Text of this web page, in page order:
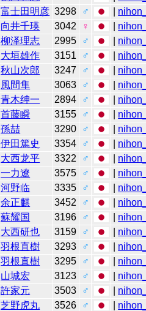
富士田明彦 3298 ♂
向井千瑛 3042 ♀
柳泽理志 2995 ♂
大垣雄作 3151 ♂
秋山次郎 3247 ♂
風間隼 3063 ♂
青木绅一 2894 ♂
首藤瞬 3155 ♂
孫喆 3290 ♂
伊田篤史 3354 ♂
大西龙平 3322 ♂
一力遼 3575 ♂
河野临 3335 ♂
余正麒 3452 ♂
蘇耀国 3196 ♂
大西研也 3159 ♂
羽根直樹 3293 ♂
羽根直樹 3295 ♂
山城宏 3123 ♂
許家元 3503 ♂
芝野虎丸 3526 ♂